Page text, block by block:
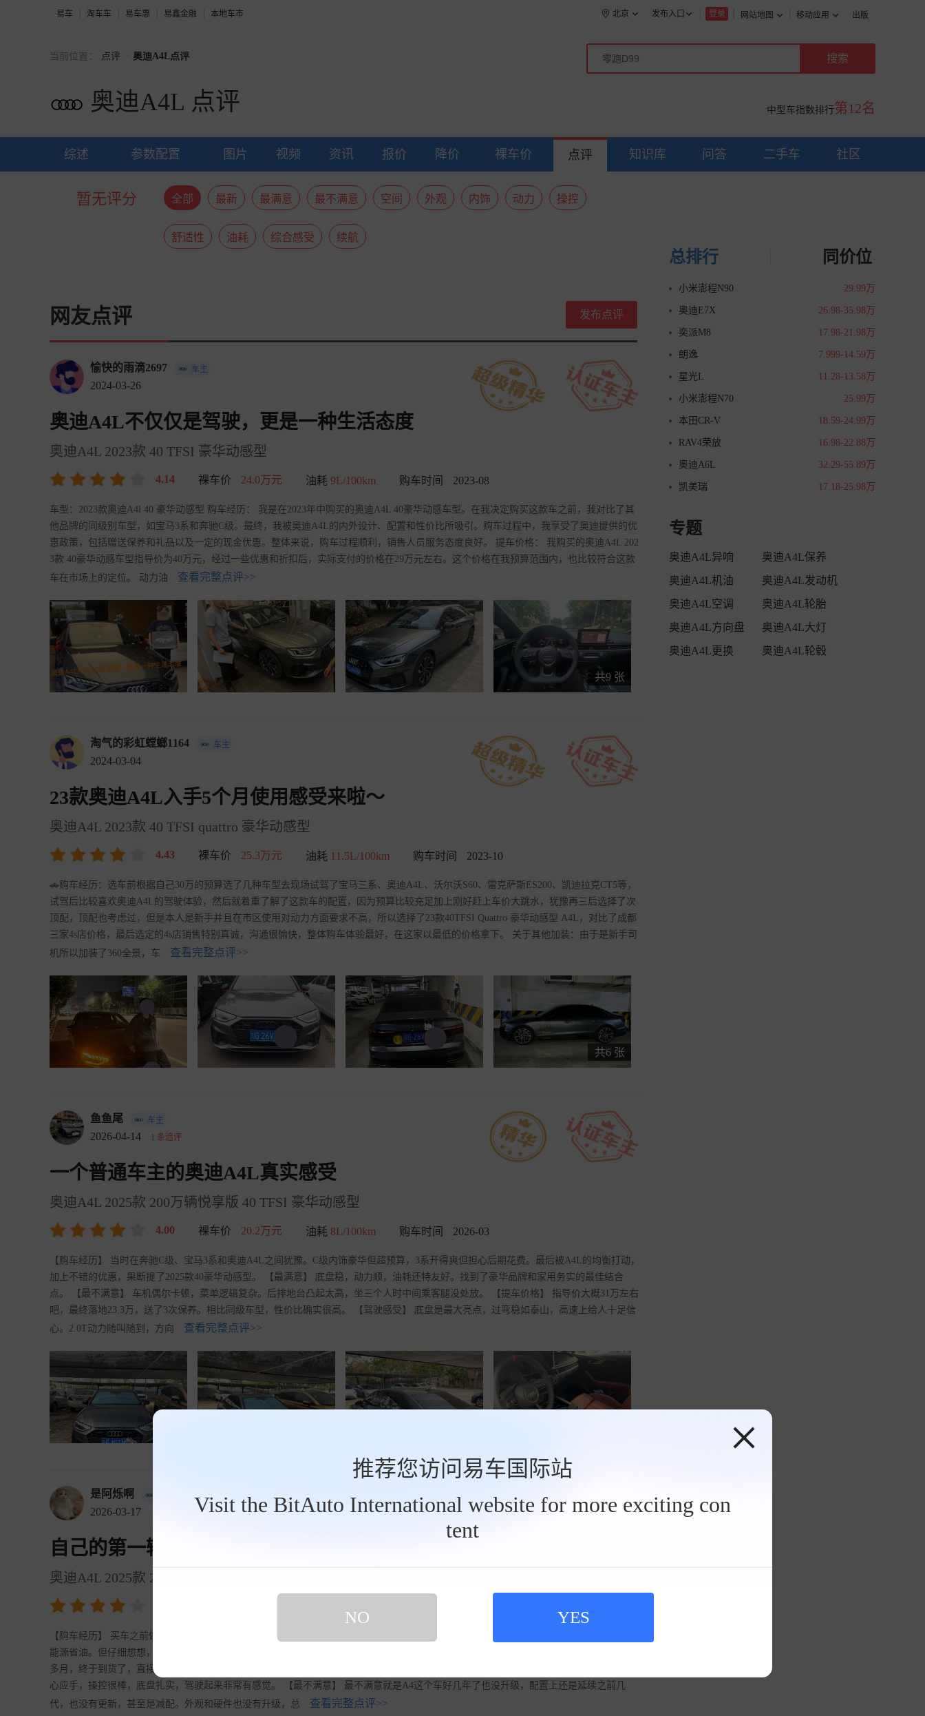
易车 淘车车 易车惠 易鑫金融 本地车市 网站地图 移动应用 出版
登录
发布入口
北京
推荐您访问易车国际站
Visit the BitAuto International website for more exciting con
tent
NO YES
当前位置： 点评 奥迪A4L点评
奥迪A4L 点评 中型车指数排行第12名
综述 参数配置 图片 视频 资讯 报价 降价 裸车价 点评 知识库 问答 二手车 社区
暂无评分 全部 最新 最满意 最不满意 空间 外观 内饰 动力 操控
舒适性 油耗 综合感受 续航
网友点评 发布点评
愉快的雨滴2697 车主
2024-03-26
奥迪A4L不仅仅是驾驶，更是一种生活态度
奥迪A4L 2023款 40 TFSI 豪华动感型
4.14 裸车价 24.0万元 油耗 9L/100km 购车时间 2023-08
车型：2023款奥迪A4l 40 豪华动感型 购车经历： 我是在2023年中购买的奥迪A4L 40豪华动感车型。在我决定购买这款车之前，我对比了其
他品牌的同级别车型，如宝马3系和奔驰C级。最终，我被奥迪A4L的内外设计、配置和性价比所吸引。购车过程中，我享受了奥迪提供的优
惠政策，包括赠送保养和礼品以及一定的现金优惠。整体来说，购车过程顺利，销售人员服务态度良好。 提车价格： 我购买的奥迪A4L 202
3款 40豪华动感车型指导价为40万元，经过一些优惠和折扣后，实际支付的价格在29万元左右。这个价格在我预算范围内，也比较符合这款
车在市场上的定位。 动力油
查看完整点评>>
共9 张
淘气的彩虹螳螂1164 车主
2024-03-04
23款奥迪A4L入手5个月使用感受来啦～
奥迪A4L 2023款 40 TFSI quattro 豪华动感型
4.43 裸车价 25.3万元 油耗 11.5L/100km 购车时间 2023-10
🚗购车经历：选车前根据自己30万的预算选了几种车型去现场试驾了宝马三系、奥迪A4L、沃尔沃S60、雷克萨斯ES200、凯迪拉克CT5等，
试驾后比较喜欢奥迪A4L的驾驶体验，然后就着重了解了这款车的配置，因为预算比较充足加上刚好赶上车价大跳水，犹豫再三后选择了次
顶配，顶配也考虑过，但是本人是新手并且在市区使用对动力方面要求不高，所以选择了23款40TFSI Quattro 豪华动感型 A4L，对比了成都
三家4s店价格，最后选定的4s店销售特别真诚，沟通很愉快，整体购车体验最好，在这家以最低的价格拿下。 关于其他加装：由于是新手司
机所以加装了360全景，车
查看完整点评>>
共6 张
鱼鱼尾 车主
2026-04-14 1 条追评
一个普通车主的奥迪A4L真实感受
奥迪A4L 2025款 200万辆悦享版 40 TFSI 豪华动感型
4.00 裸车价 20.2万元 油耗 8L/100km 购车时间 2026-03
【购车经历】 当时在奔驰C级、宝马3系和奥迪A4L之间犹豫。C级内饰豪华但超预算，3系开得爽但担心后期花费。最后被A4L的均衡打动，
加上不错的优惠，果断提了2025款40豪华动感型。 【最满意】 底盘稳，动力顺，油耗还特友好。找到了豪华品牌和家用务实的最佳结合
点。 【最不满意】 车机偶尔卡顿，菜单逻辑复杂。后排地台凸起太高，坐三个人时中间乘客腿没处放。 【提车价格】 指导价大概31万左右
吧，最终落地23.3万，送了3次保养。相比同级车型，性价比确实很高。 【驾驶感受】 底盘是最大亮点，过弯稳如泰山，高速上给人十足信
心。2.0T动力随叫随到，方向
查看完整点评>>
是阿烁啊
2026-03-17
自己的第一辆车，我特别喜欢
奥迪A4L 2025款 200万辆悦享版 40 TFSI 豪华动感型
【购车经历】 买车之前做了不少功课，看了新能源也看了油车。最终目标选择了领克07，奥迪A4L。很多人劝我买新能源，当然我也知道新
能源省油。但仔细想想，还是油车比较好。锁定A4之后就去看车，过程中很喜欢纳多灰这个颜色，非常运动，但是很多店都没货，等了一个
多月，终于到货了，直接拿下。 【最满意】 最满意就是这个车的外观和操控，这代A4L很经典，很耐看，兼顾运动和豪华。驾驶起来也很得
心应手，操控很棒，底盘扎实，驾驶起来非常有感觉。 【最不满意】 最不满意就是A4这个车好几年了也没升级，配置上还是延续之前几
代，也没有更新，甚至是减配。外观和硬件也没有升级，总
查看完整点评>>
总排行 同价位
小米澎程N90 29.99万
奥迪E7X 26.98-35.98万
奕派M8 17.98-21.98万
朗逸 7.999-14.59万
星光L 11.28-13.58万
小米澎程N70 25.99万
本田CR-V 18.59-24.99万
RAV4荣放 16.98-22.88万
奥迪A6L 32.29-55.89万
凯美瑞 17.18-25.98万
专题
奥迪A4L异响
奥迪A4L保养
奥迪A4L机油
奥迪A4L发动机
奥迪A4L空调
奥迪A4L轮胎
奥迪A4L方向盘
奥迪A4L大灯
奥迪A4L更换
奥迪A4L轮毂